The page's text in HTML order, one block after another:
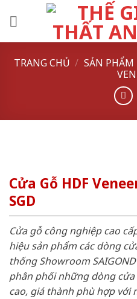
TRANG CHỦ / SẢN PHẨM
Cửa Gỗ HDF
SGD
Cửa gỗ công nghiệp cao
hiệu sản phẩm các dòng
thống Showroom
phân phối những dòng
cao, giá thành phù hợp với